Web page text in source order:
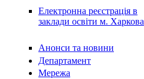
Електронна реєстрація в
заклади освіти м. Харкова
Анонси та новини
Департамент
Мережа